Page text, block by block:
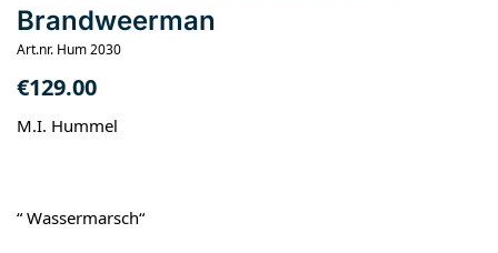
Brandweerman
Art.nr. Hum 2030
€129.00
M.I. Hummel
“ Wassermarsch“